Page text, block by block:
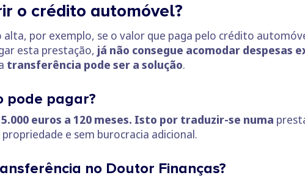
o crédito automóvel?
alta, por exemplo, se o valor que paga pelo crédito
esta prestação, já não consegue acomodar despesas
transferência pode ser a solução.
pode pagar?
euros a 120 meses. Isto por traduzir-se numa
e sem burocracia adicional.
no Doutor Finanças?